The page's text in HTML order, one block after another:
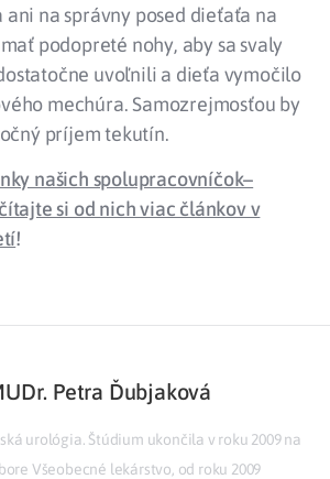
na správny posed dieťaťa na
podopreté nohy, aby sa svaly
uvoľnili a dieťa vymočilo
mechúra. Samozrejmosťou by
príjem tekutín.
našich spolupracovníčok–
si od nich viac článkov v
!
Petra Ďubjaková
urológia. Štúdium ukončila v roku 2009 na
Všeobecné lekárstvo, od roku 2009